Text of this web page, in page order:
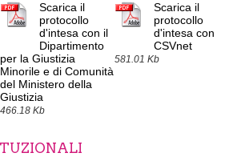
Scarica il
protocollo
d'intesa con il
Dipartimento
per la Giustizia
Minorile e di Comunità
del Ministero della
Giustizia
466.18 Kb
Scarica il
protocollo
d'intesa con
CSVnet
581.01 Kb